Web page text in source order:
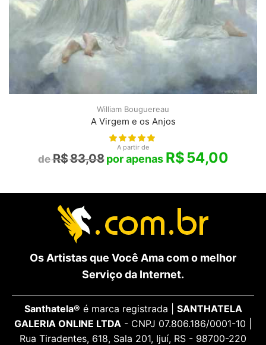
William Bouguereau
A Virgem e os Anjos
A partir de
R$83,08 R$54,00
Os Artistas que Você Ama com o melhor
Serviço da Internet.
Santhatela® é marca registrada | SANTHATELA
GALERIA ONLINE LTDA - CNPJ 07.806.186/0001-10 |
Rua Tiradentes, 618, Sala 201, Ijuí, RS - 98700-220